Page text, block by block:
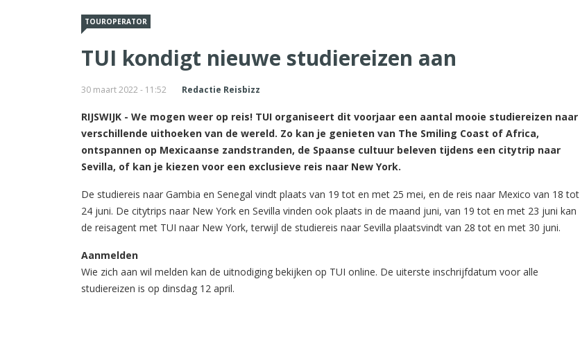
TOUROPERATOR
TUI kondigt nieuwe studiereizen aan
30 maart 2022 - 11:52 Redactie Reisbizz
RIJSWIJK - We mogen weer op reis! TUI organiseert dit voorjaar een aantal mooie studiereizen naar
verschillende uithoeken van de wereld. Zo kan je genieten van The Smiling Coast of Africa,
ontspannen op Mexicaanse zandstranden, de Spaanse cultuur beleven tijdens een citytrip naar
Sevilla, of kan je kiezen voor een exclusieve reis naar New York.
De studiereis naar Gambia en Senegal vindt plaats van 19 tot en met 25 mei, en de reis naar Mexico van 18 tot
24 juni. De citytrips naar New York en Sevilla vinden ook plaats in de maand juni, van 19 tot en met 23 juni kan
de reisagent met TUI naar New York, terwijl de studiereis naar Sevilla plaatsvindt van 28 tot en met 30 juni.
Aanmelden
Wie zich aan wil melden kan de uitnodiging bekijken op TUI online. De uiterste inschrijfdatum voor alle
studiereizen is op dinsdag 12 april.